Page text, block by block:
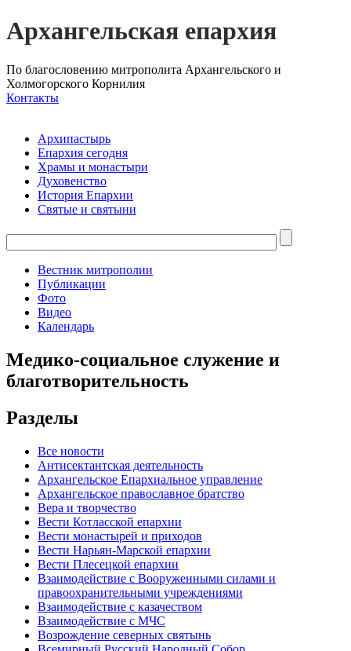
Архангельская епархия
По благословению митрополита Архангельского и
Холмогорского Корнилия
Контакты
Архипастырь
Епархия сегодня
Храмы и монастыри
Духовенство
История Епархии
Святые и святыни
Вестник митрополии
Публикации
Фото
Видео
Календарь
Медико-социальное служение и
благотворительность
Разделы
Все новости
Антисектантская деятельность
Архангельское Епархиальное управление
Архангельское православное братство
Вера и творчество
Вести Котласской епархии
Вести монастырей и приходов
Вести Нарьян-Марской епархии
Вести Плесецкой епархии
Взаимодействие с Вооруженными силами и
правоохранительными учреждениями
Взаимодействие с казачеством
Взаимодействие с МЧС
Возрождение северных святынь